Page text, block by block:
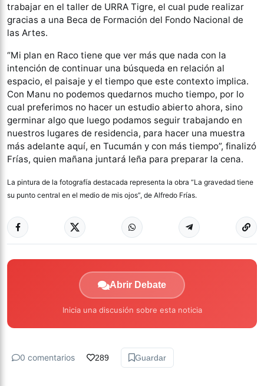
trabajar en el taller de URRA Tigre, el cual pude realizar
gracias a una Beca de Formación del Fondo Nacional de
las Artes.
“Mi plan en Raco tiene que ver más que nada con la
intención de continuar una búsqueda en relación al
espacio, el paisaje y el tiempo que este contexto implica.
Con Manu no podemos quedarnos mucho tiempo, por lo
cual preferimos no hacer un estudio abierto ahora, sino
germinar algo que luego podamos seguir trabajando en
nuestros lugares de residencia, para hacer una muestra
más adelante aquí, en Tucumán y con más tiempo”, finalizó
Frías, quien mañana juntará leña para preparar la cena.
La pintura de la fotografía destacada representa la obra “La gravedad tiene
su punto central en el medio de mis ojos”, de Alfredo Frías.
Abrir Debate
Inicia una discusión sobre esta noticia
0 comentarios 289 Guardar